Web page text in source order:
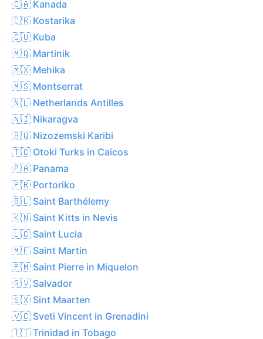
🇨🇦 Kanada
🇨🇷 Kostarika
🇨🇺 Kuba
🇲🇶 Martinik
🇲🇽 Mehika
🇲🇸 Montserrat
🇳🇱 Netherlands Antilles
🇳🇮 Nikaragva
🇧🇶 Nizozemski Karibi
🇹🇨 Otoki Turks in Caicos
🇵🇦 Panama
🇵🇷 Portoriko
🇧🇱 Saint Barthélemy
🇰🇳 Saint Kitts in Nevis
🇱🇨 Saint Lucia
🇲🇫 Saint Martin
🇵🇲 Saint Pierre in Miquelon
🇸🇻 Salvador
🇸🇽 Sint Maarten
🇻🇨 Sveti Vincent in Grenadini
🇹🇹 Trinidad in Tobago